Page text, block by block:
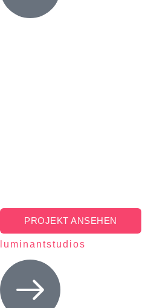
PROJEKT ANSEHEN
luminantstudios